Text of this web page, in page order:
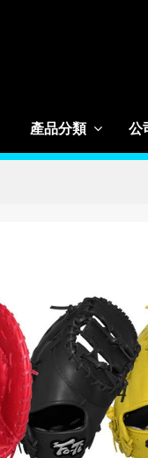
產品分類 公